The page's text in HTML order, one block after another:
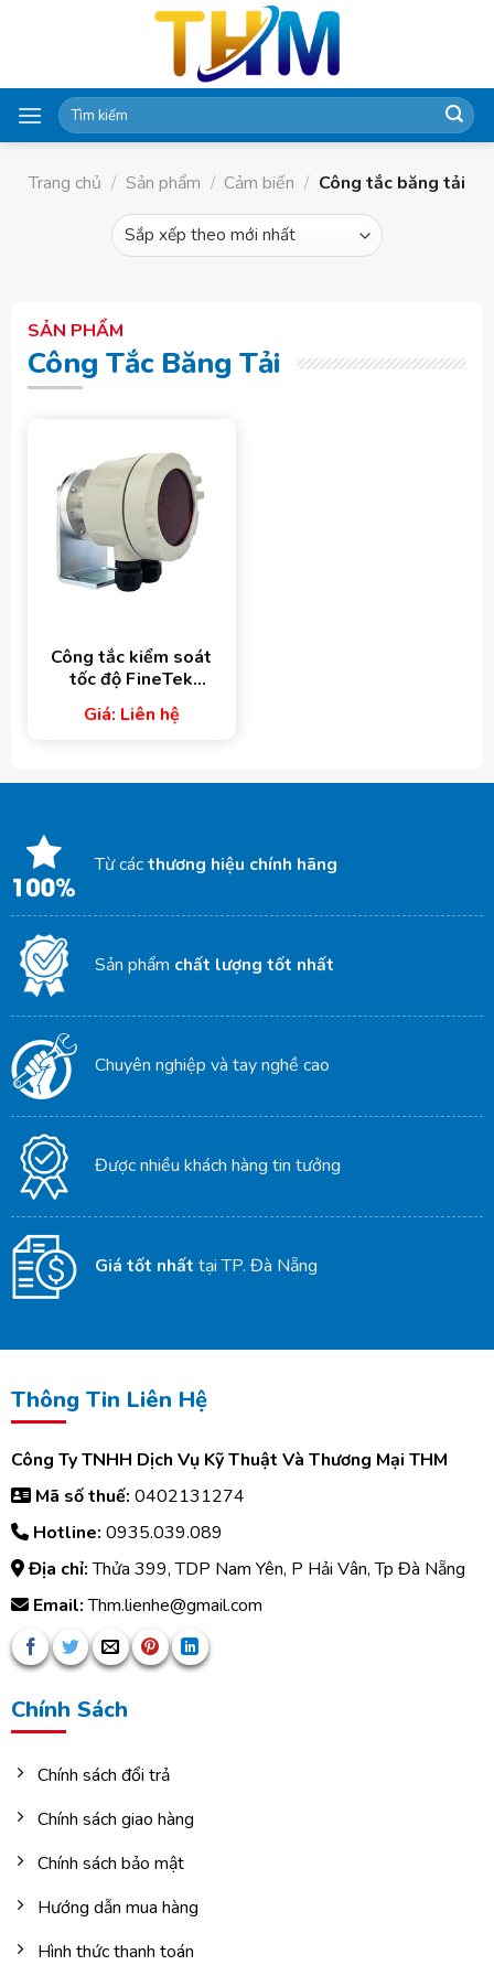
Tìm
kiếm:
Trang chủ / Sản phẩm / Cảm biến / Công tắc băng tải
SẢN PHẨM
Công Tắc Băng Tải
Công tắc kiểm soát
tốc độ FineTek
Model EDX
Giá: Liên hệ
Từ cácthương hiệu chính hãng
Sản phẩm chất lượng tốt nhất
Chuyên nghiệp và tay nghề cao
Được nhiều khách hàng tin tưởng
Giá tốt nhất tại TP. Đà Nẵng
Thông Tin Liên Hệ
Công Ty TNHH Dịch Vụ Kỹ Thuật Và Thương Mại THM
Mã số thuế: 0402131274
Hotline: 0935.039.089
Địa chỉ:Thửa 399, TDP Nam Yên, P Hải Vân, Tp Đà Nẵng
Email:Thm.lienhe@gmail.com
Chính Sách
Chính sách đổi trả
Chính sách giao hàng
Chính sách bảo mật
Hướng dẫn mua hàng
Hình thức thanh toán